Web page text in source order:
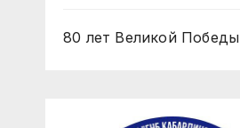
80 лет Великой Победы